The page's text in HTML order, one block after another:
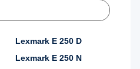
Lexmark E 250 D
Lexmark E 250 N